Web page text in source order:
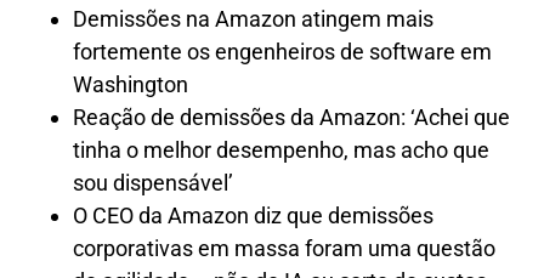
Demissões na Amazon atingem mais
fortemente os engenheiros de software em
Washington
Reação de demissões da Amazon: ‘Achei que
tinha o melhor desempenho, mas acho que
sou dispensável’
O CEO da Amazon diz que demissões
corporativas em massa foram uma questão